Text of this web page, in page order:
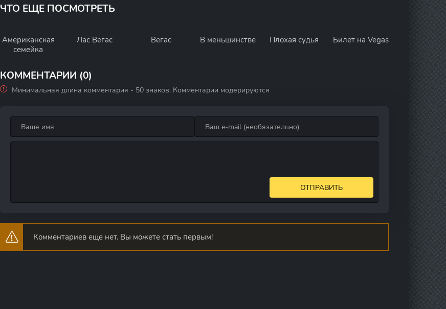
ЧТО ЕЩЕ ПОСМОТРЕТЬ
Американская
семейка
Лас Вегас Вегас В меньшинстве Плохая судья Билет на Vegas
КОММЕНТАРИИ (0)
Минимальная длина комментария - 50 знаков. Комментарии модерируются
ОТПРАВИТЬ
Комментариев еще нет. Вы можете стать первым!